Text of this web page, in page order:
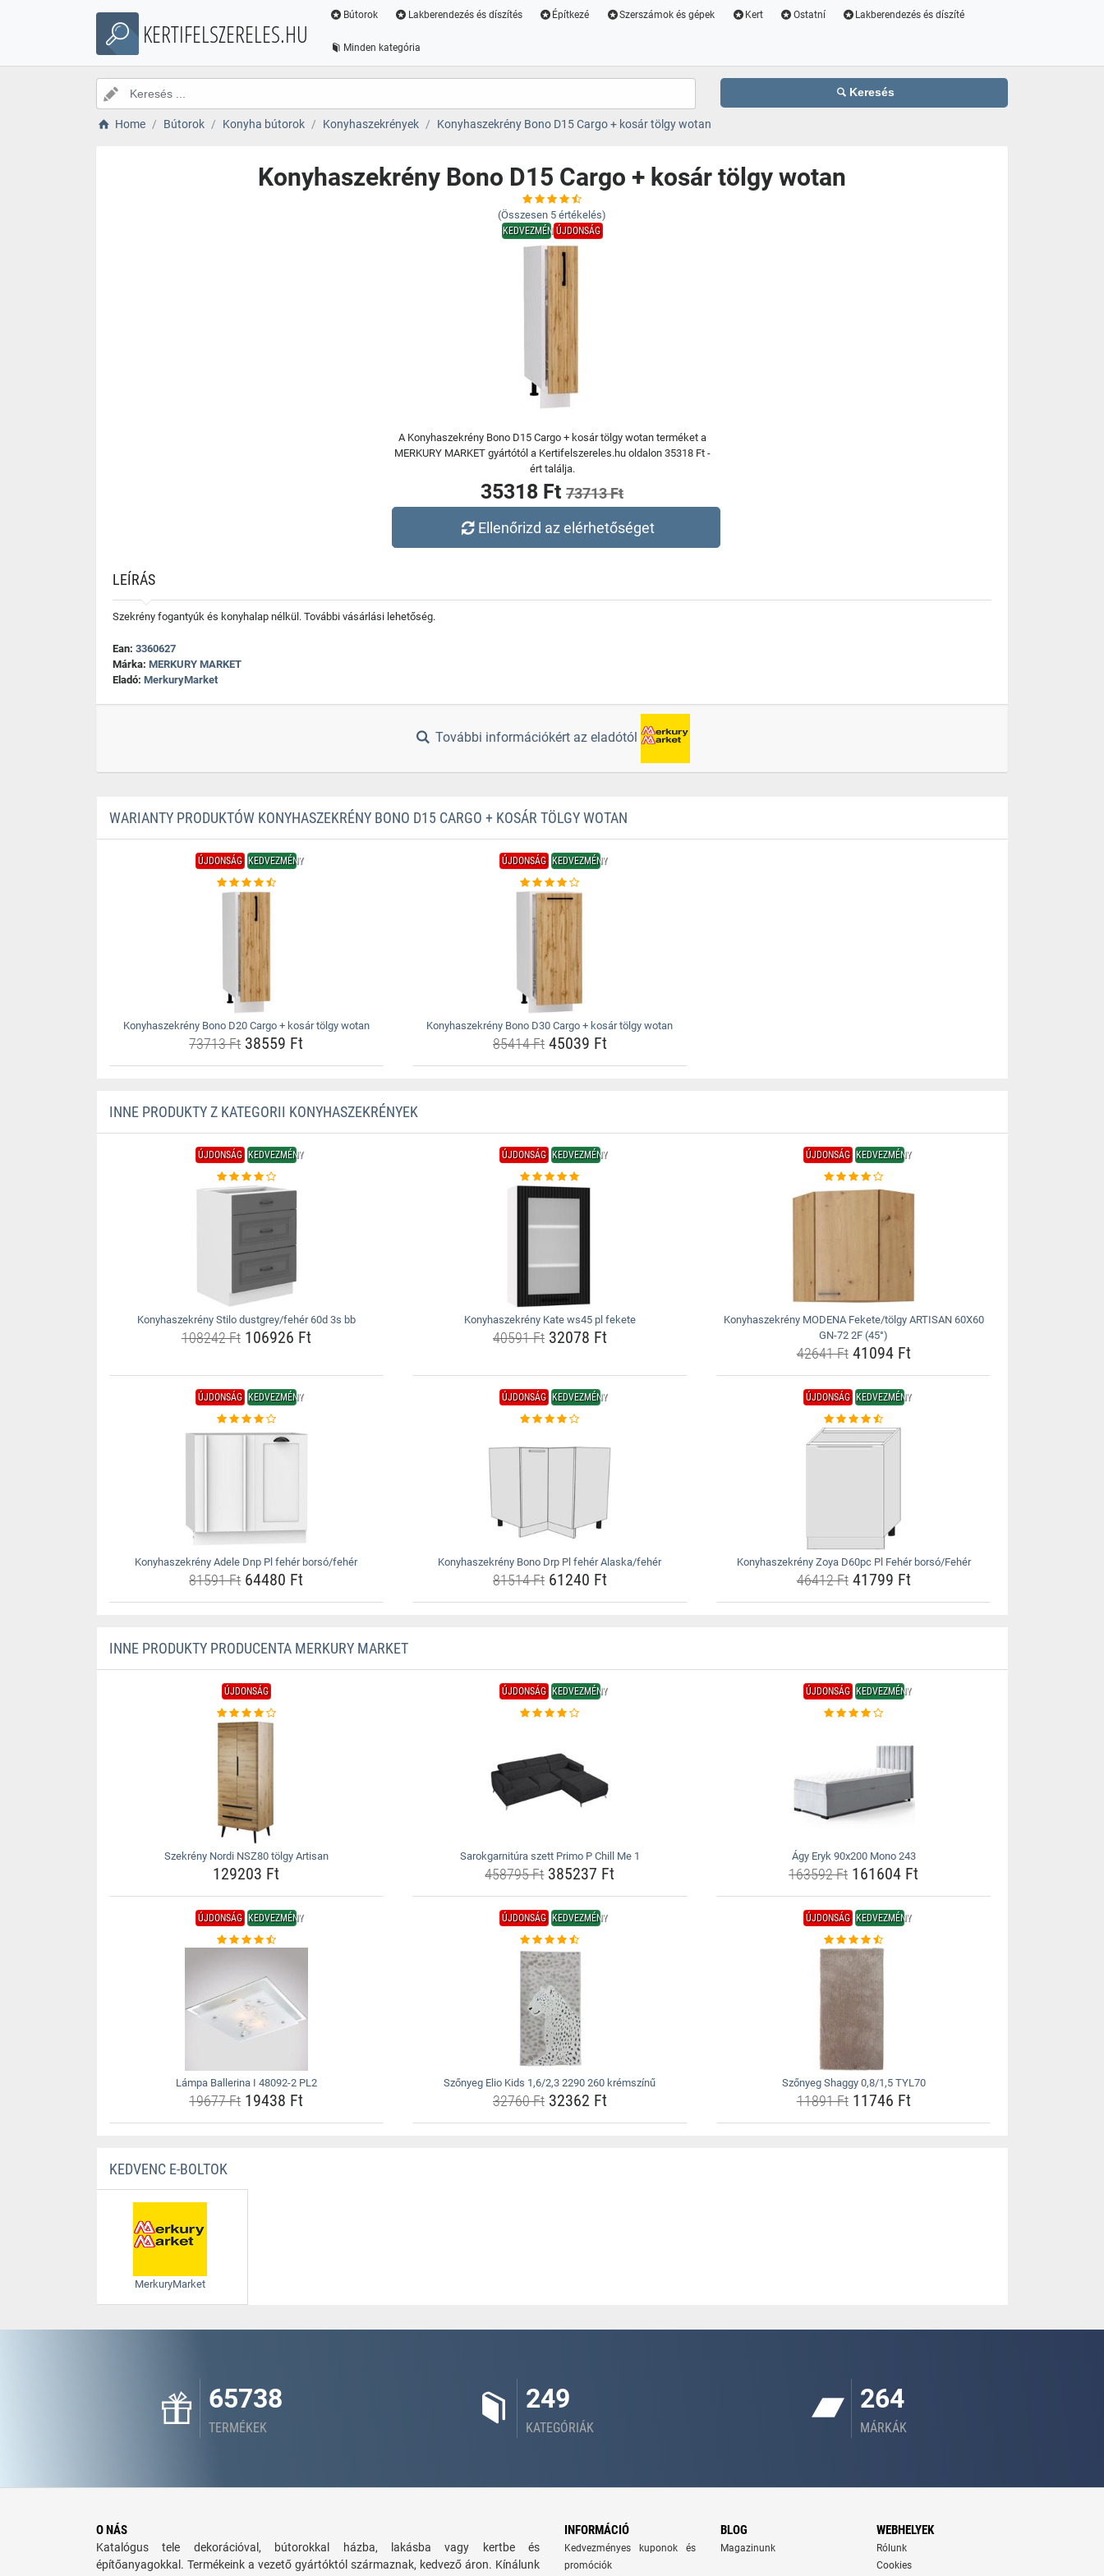
KERTIFELSZERELES.HU
Bútorok Lakberendezés és díszítés Építkezé Szerszámok és gépek Kert Ostatní Lakberendezés és díszíté
Minden kategória
Keresés
Home Bútorok Konyha bútorok Konyhaszekrények Konyhaszekrény Bono D15 Cargo + kosár tölgy wotan
Konyhaszekrény Bono D15 Cargo + kosár tölgy wotan
(Összesen 5 értékelés)
KEDVEZMÉNYÚJDONSÁG
A Konyhaszekrény Bono D15 Cargo + kosár tölgy wotan terméket a
MERKURY MARKET gyártótól a Kertifelszereles.hu oldalon 35318 Ft -
ért találja.
35318 Ft 73713 Ft
Ellenőrizd az elérhetőséget
LEÍRÁS
Szekrény fogantyúk és konyhalap nélkül. További vásárlási lehetőség.
Ean: 3360627
Márka: MERKURY MARKET
Eladó: MerkuryMarket
További információkért az eladótól
WARIANTY PRODUKTÓW KONYHASZEKRÉNY BONO D15 CARGO + KOSÁR TÖLGY WOTAN
ÚJDONSÁG KEDVEZMÉNY
Konyhaszekrény Bono D20 Cargo + kosár tölgy wotan
73713 Ft38559 Ft
ÚJDONSÁG KEDVEZMÉNY
Konyhaszekrény Bono D30 Cargo + kosár tölgy wotan
85414 Ft45039 Ft
INNE PRODUKTY Z KATEGORII KONYHASZEKRÉNYEK
ÚJDONSÁG KEDVEZMÉNY
Konyhaszekrény Stilo dustgrey/fehér 60d 3s bb
108242 Ft106926 Ft
ÚJDONSÁG KEDVEZMÉNY
Konyhaszekrény Kate ws45 pl fekete
40591 Ft32078 Ft
ÚJDONSÁG KEDVEZMÉNY
Konyhaszekrény MODENA Fekete/tölgy ARTISAN 60X60
GN-72 2F (45°)
42641 Ft41094 Ft
ÚJDONSÁG KEDVEZMÉNY
Konyhaszekrény Adele Dnp Pl fehér borsó/fehér
81591 Ft64480 Ft
ÚJDONSÁG KEDVEZMÉNY
Konyhaszekrény Bono Drp Pl fehér Alaska/fehér
81514 Ft61240 Ft
ÚJDONSÁG KEDVEZMÉNY
Konyhaszekrény Zoya D60pc Pl Fehér borsó/Fehér
46412 Ft41799 Ft
INNE PRODUKTY PRODUCENTA MERKURY MARKET
ÚJDONSÁG
Szekrény Nordi NSZ80 tölgy Artisan
129203 Ft
ÚJDONSÁG KEDVEZMÉNY
Sarokgarnitúra szett Primo P Chill Me 1
458795 Ft385237 Ft
ÚJDONSÁG KEDVEZMÉNY
Ágy Eryk 90x200 Mono 243
163592 Ft 161604 Ft
ÚJDONSÁG KEDVEZMÉNY
Lámpa Ballerina I 48092-2 PL2
19677 Ft19438 Ft
ÚJDONSÁG KEDVEZMÉNY
Szőnyeg Elio Kids 1,6/2,3 2290 260 krémszínű
32760 Ft32362 Ft
ÚJDONSÁG KEDVEZMÉNY
Szőnyeg Shaggy 0,8/1,5 TYL70
11891 Ft11746 Ft
KEDVENC E-BOLTOK
MerkuryMarket
65738
TERMÉKEK
249
KATEGÓRIÁK
264
MÁRKÁK
O NÁS
Katalógus tele dekorációval, bútorokkal házba, lakásba vagy kertbe és
építőanyagokkal. Termékeink a vezető gyártóktól származnak, kedvező áron. Kínálunk
INFORMÁCIÓ
Kedvezményes kuponok és
promóciók
BLOG
Magazinunk
WEBHELYEK
Rólunk
Cookies